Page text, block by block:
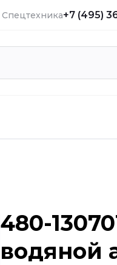
Спецтехника+7 (495)
480-
водяной